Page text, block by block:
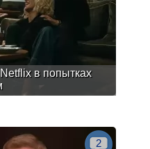
в попытках
2